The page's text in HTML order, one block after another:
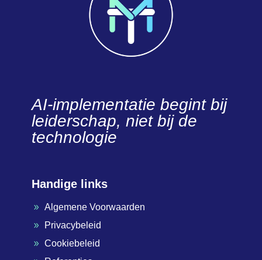
AI-implementatie begint bij
leiderschap, niet bij de
technologie
Handige links
9 Algemene Voorwaarden
9 Privacybeleid
9 Cookiebeleid